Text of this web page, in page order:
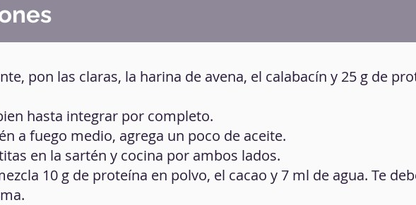
pon las claras, la harina de avena, el calabacín y 25 g de
hasta integrar por completo.
a fuego medio, agrega un poco de aceite.
en la sartén y cocina por ambos lados.
10 g de proteína en polvo, el cacao y 7 ml de agua. Te